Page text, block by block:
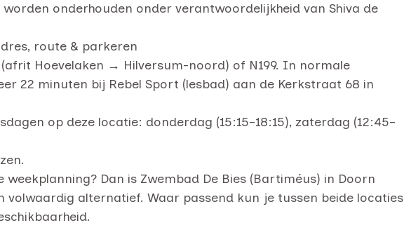
onderhouden onder verantwoordelijkheid van Shiva de
route & parkeren
Hoevelaken → Hilversum-noord) of N199. In normale
22 minuten bij Rebel Sport (lesbad) aan de Kerkstraat 68 in
op deze locatie: donderdag (15:15–18:15), zaterdag (12:45–
Dan is Zwembad De Bies (Bartiméus) in Doorn
volwaardig alternatief. Waar passend kun je tussen beide locaties